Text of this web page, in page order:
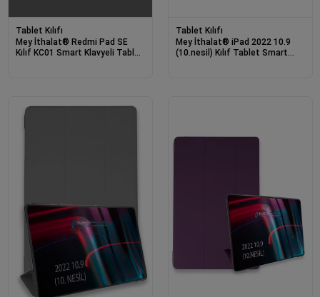
Tablet Kılıfı
Mey İthalat® Redmi Pad SE
Kılıf KC01 Smart Klavyeli Tablet
Tablet Kılıfı
Mey İthalat® iPad 2022 10.9
(10.nesil) Kılıf Tablet Smart